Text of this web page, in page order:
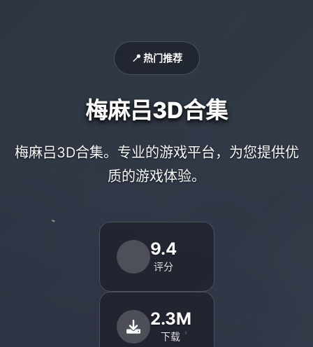
📍 热门推荐
梅麻吕3D合集
梅麻吕3D合集。专业的游戏平台，为您提供优
质的游戏体验。
9.4
评分
2.3M
下载